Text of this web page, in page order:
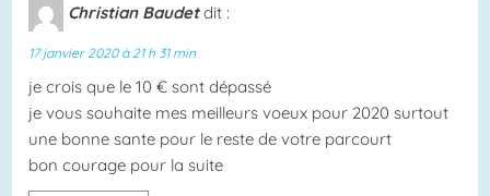
Christian Baudet dit :
17 janvier 2020 à 21 h 31 min
je crois que le 10 € sont dépassé
je vous souhaite mes meilleurs voeux pour 2020 surtout
une bonne sante pour le reste de votre parcourt
bon courage pour la suite